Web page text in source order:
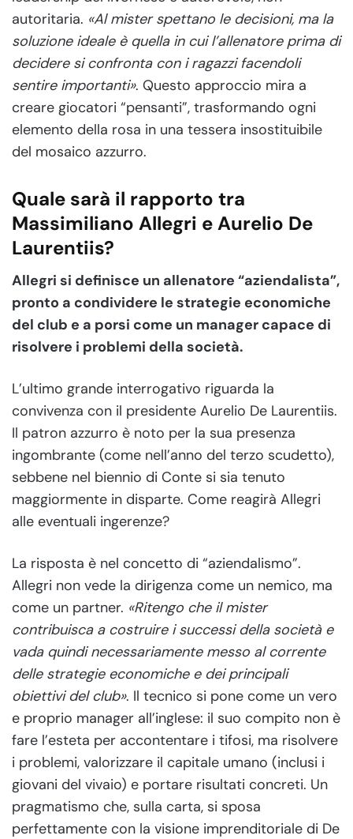
autoritaria. «Al mister spettano le decisioni, ma la
soluzione ideale è quella in cui l’allenatore prima di
decidere si confronta con i ragazzi facendoli
sentire importanti». Questo approccio mira a
creare giocatori “pensanti”, trasformando ogni
elemento della rosa in una tessera insostituibile
del mosaico azzurro.
Quale sarà il rapporto tra
Massimiliano Allegri e Aurelio De
Laurentiis?
Allegri si definisce un allenatore “aziendalista”,
pronto a condividere le strategie economiche
del club e a porsi come un manager capace di
risolvere i problemi della società.
L’ultimo grande interrogativo riguarda la
convivenza con il presidente Aurelio De Laurentiis.
Il patron azzurro è noto per la sua presenza
ingombrante (come nell’anno del terzo scudetto),
sebbene nel biennio di Conte si sia tenuto
maggiormente in disparte. Come reagirà Allegri
alle eventuali ingerenze?
La risposta è nel concetto di “aziendalismo”.
Allegri non vede la dirigenza come un nemico, ma
come un partner. «Ritengo che il mister
contribuisca a costruire i successi della società e
vada quindi necessariamente messo al corrente
delle strategie economiche e dei principali
obiettivi del club». Il tecnico si pone come un vero
e proprio manager all’inglese: il suo compito non è
fare l’esteta per accontentare i tifosi, ma risolvere
i problemi, valorizzare il capitale umano (inclusi i
giovani del vivaio) e portare risultati concreti. Un
pragmatismo che, sulla carta, si sposa
perfettamente con la visione imprenditoriale di De